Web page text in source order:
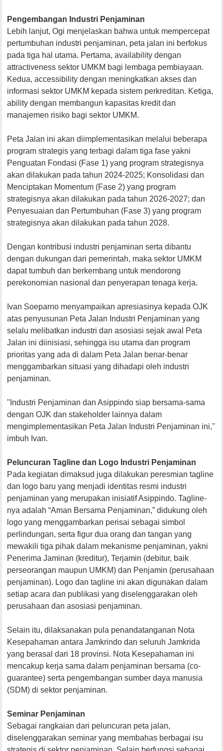
Pengembangan Industri Penjaminan
Lebih lanjut, Ogi menjelaskan bahwa untuk mempercepat
pertumbuhan industri penjaminan, peta jalan ini berfokus
pada tiga hal utama. Pertama, availability dengan
attractiveness sektor UMKM bagi lembaga pembiayaan.
Kedua, accessibility dengan meningkatkan akses dan
informasi sektor UMKM kepada sistem perkreditan. Ketiga,
ability dengan membangun kapasitas kredit dan
manajemen risiko bagi sektor UMKM.
Peta Jalan ini akan diimplementasikan melalui beberapa
program strategis yang terbagi dalam tiga fase yakni
Penguatan Fondasi (Fase 1) yang program strategisnya
akan dilakukan pada tahun 2024-2025; Konsolidasi dan
Menciptakan Momentum (Fase 2) yang program
strategisnya akan dilakukan pada tahun 2026-2027; dan
Penyesuaian dan Pertumbuhan (Fase 3) yang program
strategisnya akan dilakukan pada tahun 2028.
Dengan kontribusi industri penjaminan serta dibantu
dengan dukungan dari pemerintah, maka sektor UMKM
dapat tumbuh dan berkembang untuk mendorong
perekonomian nasional dan penyerapan tenaga kerja.
Ivan Soeparno menyampaikan apresiasinya kepada OJK
atas penyusunan Peta Jalan Industri Penjaminan yang
selalu melibatkan industri dan asosiasi sejak awal Peta
Jalan ini diinisiasi, sehingga isu utama dan program
prioritas yang ada di dalam Peta Jalan benar-benar
menggambarkan situasi yang dihadapi oleh industri
penjaminan.
"Industri Penjaminan dan Asippindo siap bersama-sama
dengan OJK dan stakeholder lainnya dalam
mengimplementasikan Peta Jalan Industri Penjaminan ini,"
imbuh Ivan.
Peluncuran Tagline dan Logo Industri Penjaminan
Pada kegiatan dimaksud juga dilakukan peresmian tagline
dan logo baru yang menjadi identitas resmi industri
penjaminan yang merupakan inisiatif Asippindo. Tagline-
nya adalah “Aman Bersama Penjaminan,” didukung oleh
logo yang menggambarkan perisai sebagai simbol
perlindungan, serta figur dua orang dan tangan yang
mewakili tiga pihak dalam mekanisme penjaminan, yakni
Penerima Jaminan (kreditur), Terjamin (debitur, baik
perseorangan maupun UMKM) dan Penjamin (perusahaan
penjaminan). Logo dan tagline ini akan digunakan dalam
setiap acara dan publikasi yang diselenggarakan oleh
perusahaan dan asosiasi penjaminan.
Selain itu, dilaksanakan pula penandatanganan Nota
Kesepahaman antara Jamkrindo dan seluruh Jamkrida
yang berasal dari 18 provinsi. Nota Kesepahaman ini
mencakup kerja sama dalam penjaminan bersama (co-
guarantee) serta pengembangan sumber daya manusia
(SDM) di sektor penjaminan.
Seminar Penjaminan
Sebagai rangkaian dari peluncuran peta jalan,
diselenggarakan seminar yang membahas berbagai isu